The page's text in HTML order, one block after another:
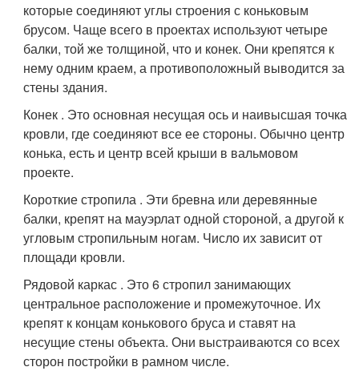
которые соединяют углы строения с коньковым
брусом. Чаще всего в проектах используют четыре
балки, той же толщиной, что и конек. Они крепятся к
нему одним краем, а противоположный выводится за
стены здания.
Конек . Это основная несущая ось и наивысшая точка
кровли, где соединяют все ее стороны. Обычно центр
конька, есть и центр всей крыши в вальмовом
проекте.
Короткие стропила . Эти бревна или деревянные
балки, крепят на мауэрлат одной стороной, а другой к
угловым стропильным ногам. Число их зависит от
площади кровли.
Рядовой каркас . Это 6 стропил занимающих
центральное расположение и промежуточное. Их
крепят к концам конькового бруса и ставят на
несущие стены объекта. Они выстраиваются со всех
сторон постройки в рамном числе.